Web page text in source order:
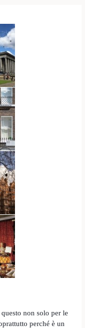
non solo per le
perché è un